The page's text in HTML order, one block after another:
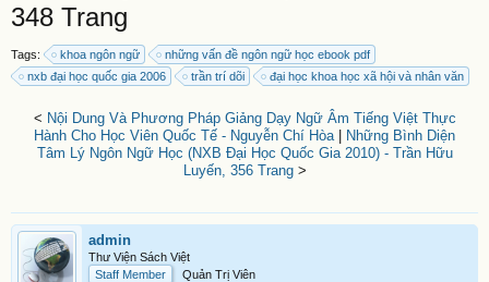
348 Trang
Tags: khoa ngôn ngữ
những vấn đề ngôn ngữ học ebook pdf
nxb đại học quốc gia 2006
trần trí dõi đại học khoa học xã hội và nhân văn
< Nội Dung Và Phương Pháp Giảng Dạy Ngữ Âm Tiếng Việt Thực
Hành Cho Học Viên Quốc Tế - Nguyễn Chí Hòa|
Những Bình Diện
Tâm Lý Ngôn Ngữ Học (NXB Đại Học Quốc Gia 2010) - Trần Hữu
Luyến, 356 Trang>
admin
Thư Viện Sách Việt
Staff Member
Quản Trị Viên